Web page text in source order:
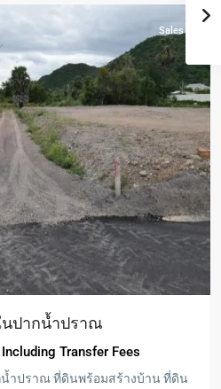
Sales
นปากน้ำปราณ
Transfer Fees
ำปราณ ที่ดินพร้อมสร้างบ้าน ที่ดิน